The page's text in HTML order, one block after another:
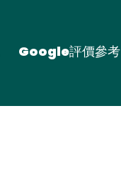
Google評價參考